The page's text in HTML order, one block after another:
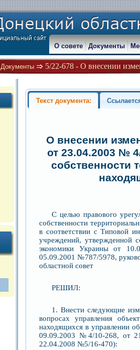
Документы 5/22-678 - О внесении
О совете Документы
Текст документа:
О внесении
от 23.04.2003 №
собственности
С целью правового
собственности
в соответствии с Типовой
учреждений, утвержденной
экономики Украины от
05.09.2001 №787/5978,
областной совет
РЕШИЛ:
1. Внести следующие
вопросах управления
находящихся в управлении
09.09.2003 №4/10-268, от
22.04.2008 №5/16-470):